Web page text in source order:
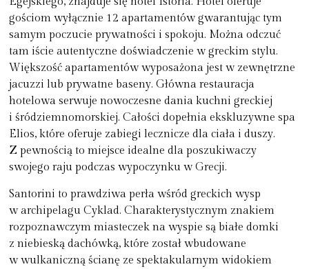
gościom wyłącznie 12 apartamentów gwarantując tym
samym poczucie prywatności i spokoju. Można odczuć
tam iście autentyczne doświadczenie w greckim stylu.
Większość apartamentów wyposażona jest w zewnętrzne
jacuzzi lub prywatne baseny. Główna restauracja
hotelowa serwuje nowoczesne dania kuchni greckiej
i śródziemnomorskiej. Całości dopełnia ekskluzywne spa
Elios, które oferuje zabiegi lecznicze dla ciała i duszy.
Z pewnością to miejsce idealne dla poszukiwaczy
swojego raju podczas wypoczynku w Grecji.
Santorini to prawdziwa perła wśród greckich wysp
w archipelagu Cyklad. Charakterystycznym znakiem
rozpoznawczym miasteczek na wyspie są białe domki
z niebieską dachówką, które został wbudowane
w wulkaniczną ścianę ze spektakularnym widokiem